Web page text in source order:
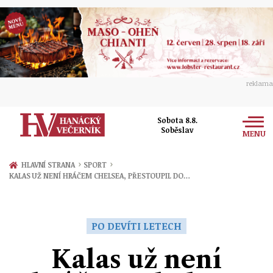
reklama
Sobota 8.8.
Soběslav
MENU
Zprávy
Ekonomika
HLAVNÍ STRANA › SPORT ›
KALAS UŽ NENÍ HRÁČEM CHELSEA, PŘESTOUPIL DO…
PO DEVÍTI LETECH
Kalas už není